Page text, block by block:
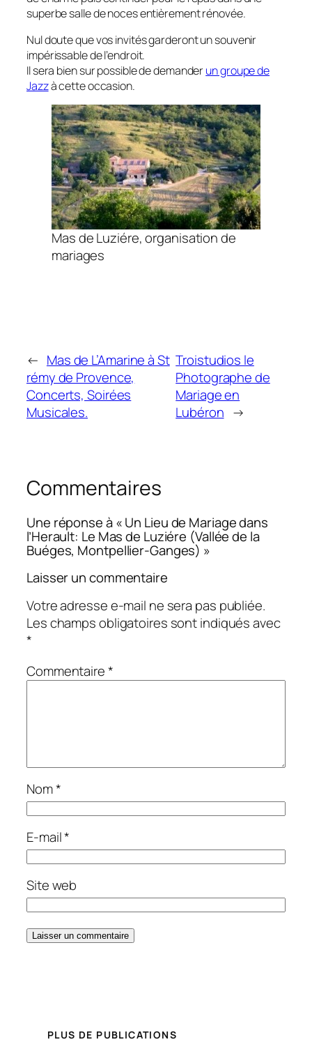
superbe salle de noces entièrement rénovée.
Nul doute que vos invités garderont un souvenir
impérissable de l’endroit.
Il sera bien sur possible de demanderun groupe de
Jazzà cette occasion.
Mas de Luziére, organisation de
mariages
← Mas de L’Amarine à St
rémy de Provence,
Concerts, Soirées
Musicales.
Troistudios le
Photographe de
Mariage en
Lubéron →
Commentaires
Une réponse à « Un Lieu de Mariage dans
l’Herault: Le Mas de Luziére (Vallée de la
Buéges, Montpellier-Ganges) »
Laisser un commentaire
Votre adresse e-mail ne sera pas publiée.
Les champs obligatoires sont indiqués avec
*
Commentaire*
Nom*
E-mail*
Site web
PLUS DE PUBLICATIONS